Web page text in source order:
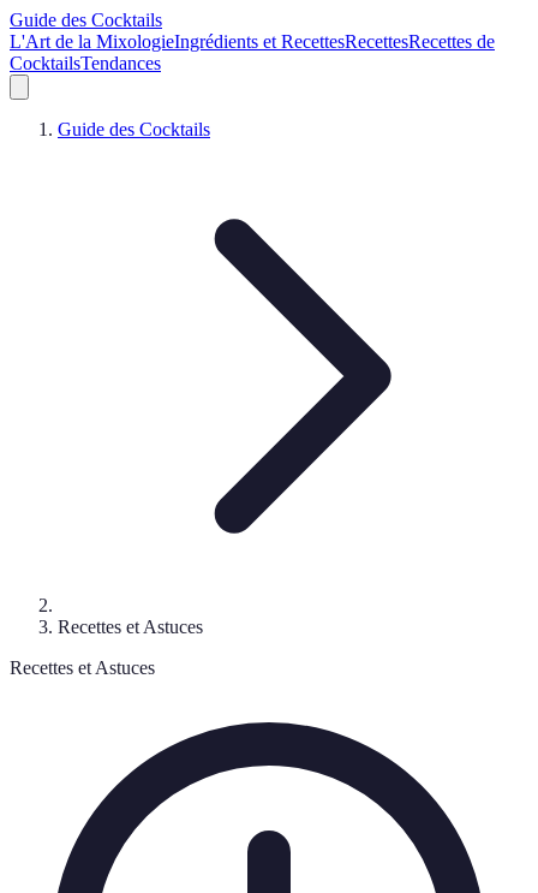
Guide des Cocktails
L'Art de la MixologieIngrédients et RecettesRecettesRecettes de
CocktailsTendances
Guide des Cocktails
Recettes et Astuces
Recettes et Astuces